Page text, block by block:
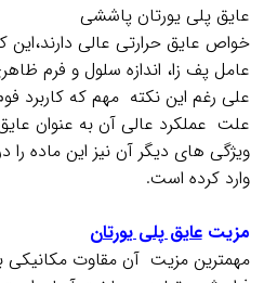
عایق پلی یورتان پاششی
خواص عايق حرارتي عالي
عامل پف زا، اندازه سلول و فرم
علي رغم اين نکته مهم كه كاربرد
علت عملكرد عالي آن به عنوان
ويژگي هاي ديگر آن نيز اين ماده
وارد كرده است.
مزیتعایق پلی یورتان
مهمترين مزیت آن مقاوت مكانيكي